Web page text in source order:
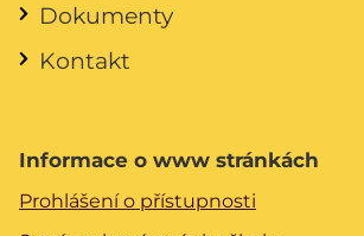
Dokumenty
Kontakt
Informace o www stránkách
Prohlášení o přístupnosti